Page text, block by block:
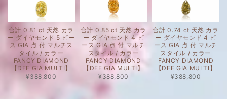
合計 0.81 ct 天然 カラ
ー ダイヤモンド 5 ピー
ス GIA 点 付 マルチス
タイル / カラー
FANCY DIAMOND
【DEF GIA MULTI】
¥388,800
合計 0.85 ct 天然 カラ
ー ダイヤモンド 4 ピ
ース GIA 点 付 マルチ
スタイル / カラー
FANCY DIAMOND
【DEF GIA MULTI】
¥388,800
合計 0.74 ct 天然 カラ
ー ダイヤモンド 4 ピ
ース GIA 点 付 マルチ
スタイル / カラー
FANCY DIAMOND
【DEF GIA MULTI】
¥388,800